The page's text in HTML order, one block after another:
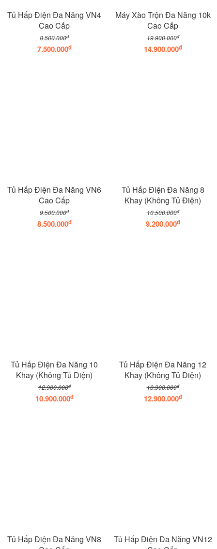
Tủ Hấp Điện Đa Năng VN4
Cao Cấp
8.500.000đ
7.500.000đ
Máy Xào Trộn Đa Năng 10k
Cao Cấp
19.900.000đ
14.900.000đ
Tủ Hấp Điện Đa Năng VN6
Cao Cấp
9.500.000đ
8.500.000đ
Tủ Hấp Điện Đa Năng 8
Khay (Không Tủ Điện)
10.500.000đ
9.200.000đ
Tủ Hấp Điện Đa Năng 10
Khay (Không Tủ Điện)
12.900.000đ
10.900.000đ
Tủ Hấp Điện Đa Năng 12
Khay (Không Tủ Điện)
13.900.000đ
12.900.000đ
Tủ Hấp Điện Đa Năng VN8
Tủ Hấp Điện Đa Năng VN12